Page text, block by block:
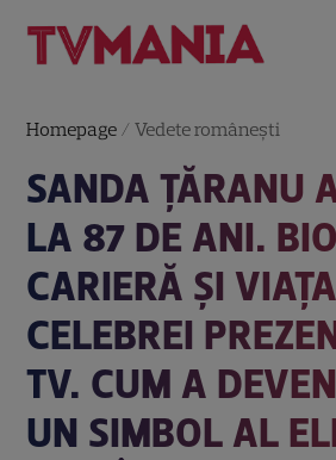
Homepage /Vedete româneşti
SANDA ȚĂRANU
LA 87 DE ANI.
CARIERĂ ȘI VIAȚA
CELEBREI
TV. CUM A
UN SIMBOL AL